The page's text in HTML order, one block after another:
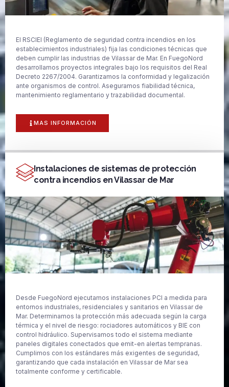
El RSCIEI (Reglamento de seguridad contra incendios en los
establecimientos industriales) fija las condiciones técnicas que
deben cumplir las industrias de Vilassar de Mar. En FuegoNord
desarrollamos proyectos integrales bajo los requisitos del Real
Decreto 2267/2004. Garantizamos la conformidad y legalización
ante organismos de control. Aseguramos fiabilidad técnica,
mantenimiento reglamentario y trazabilidad documental.
MAS INFORMACIÓN
Instalaciones de sistemas de protección
contra incendios en Vilassar de Mar
Desde FuegoNord ejecutamos instalaciones PCI a medida para
entornos industriales, residenciales y sanitarios en Vilassar de
Mar. Determinamos la protección más adecuada según la carga
térmica y el nivel de riesgo: rociadores automáticos y BIE con
control hidráulico. Supervisamos todo el sistema mediante
paneles digitales conectados que emit-en alertas tempranas.
Cumplimos con los estándares más exigentes de seguridad,
garantizando que cada instalación en Vilassar de Mar sea
totalmente conforme y certificable.